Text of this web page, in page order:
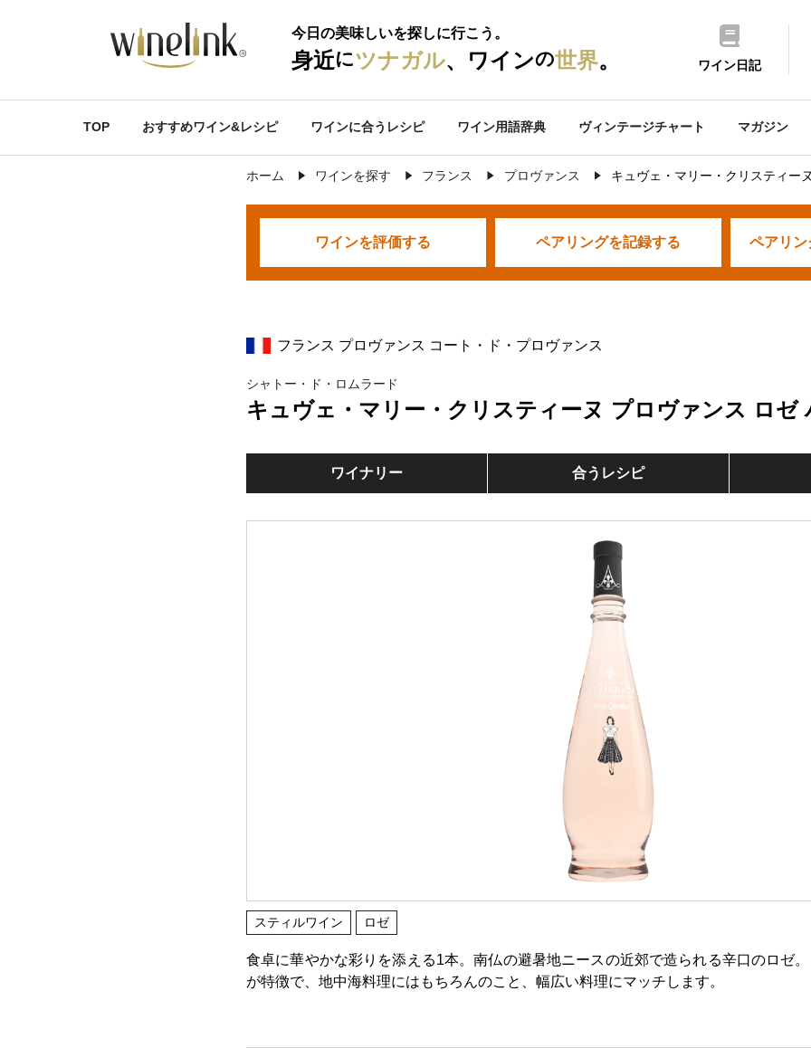
今日の美味しいを探しに行こう。
身近にツナガル、ワインの世界。 ワイン日記
TOP おすすめワイン&レシピ ワインに合うレシピ ワイン用語辞典 ヴィンテージチャート マガジン
ホーム ワインを探す フランス プロヴァンス キュヴェ・マリー・クリスティー
ワインを評価する ペアリングを記録する ペアリン
フランス プロヴァンス コート・ド・プロヴァンス
シャトー・ド・ロムラード
キュヴェ・マリー・クリスティーヌ プロヴァンス ロゼ
ワイナリー 合うレシピ
スティルワイン ロゼ
食卓に華やかな彩りを添える1本。南仏の避暑地ニースの近郊で造られる辛口のロゼ
が特徴で、地中海料理にはもちろんのこと、幅広い料理にマッチします。